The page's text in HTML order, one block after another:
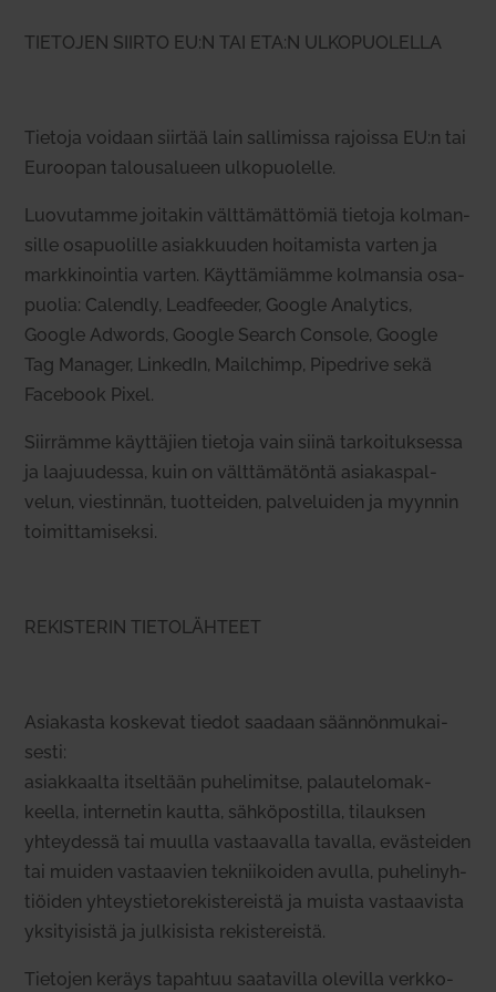
TIETOJEN SIIRTO EU:N TAI ETA:N ULKOPUOLELLA
Tietoja voidaan siirtää lain sal­li­missa rajoissa EU:n tai
Euroopan talous­a­lueen ulko­puo­lelle.
Luo­vu­tamme joi­takin vält­tä­mät­tömiä tietoja kol­man­
sille osa­puo­lille asiak­kuuden hoi­ta­mista varten ja
mark­ki­nointia varten. Käyt­tä­miämme kol­mansia osa­
puolia: Calendly, Lead­feeder, Google Ana­lytics,
Google Adwords, Google Search Console, Google
Tag Manager, Lin­kedIn, Mailchimp, Pipedrive sekä
Facebook Pixel.
Siir­rämme käyt­täjien tietoja vain siinä tar­koi­tuk­sessa
ja laa­juu­dessa, kuin on vält­tä­mä­töntä asia­kas­pal­
velun, vies­tinnän, tuot­teiden, pal­ve­luiden ja myynnin
toi­mit­ta­mi­seksi.
REKISTERIN TIETOLÄHTEET
Asia­kasta kos­kevat tiedot saadaan sään­nön­mu­kai­
sesti:
asiak­kaalta itseltään puhe­li­mitse, palau­te­lo­mak­
keella, inter­netin kautta, säh­kö­pos­tilla, tilauksen
yhtey­dessä tai muulla vas­taa­valla tavalla, eväs­teiden
tai muiden vas­taavien tek­nii­koiden avulla, puhe­li­nyh­
tiöiden yhteys­tie­to­re­kis­te­reistä ja muista vas­taa­vista
yksi­tyi­sistä ja jul­ki­sista rekis­te­reistä.
Tie­tojen keräys tapahtuu saa­ta­villa ole­villa verk­ko­